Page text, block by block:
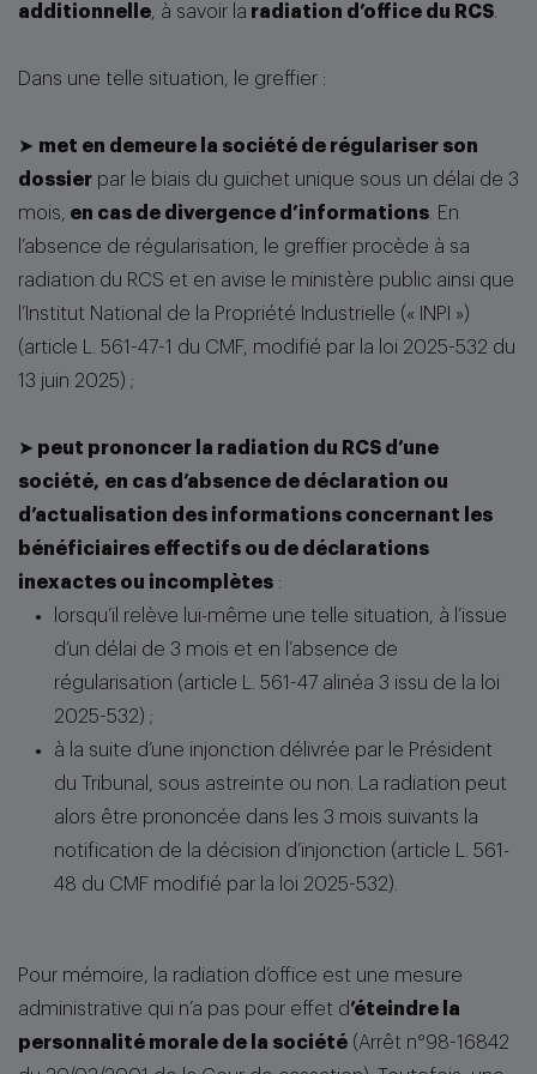
additionnelle , à savoir la radiation d’office du RCS
Dans une telle situation, le greffier :
➤ met en demeure la société de régulariser son
dossier par le biais du guichet unique sous un délai de 3
mois, en cas de divergence d’informations . En
l’absence de régularisation, le greffier procède à sa
radiation du RCS et en avise le ministère public ainsi que
l’Institut National de la Propriété Industrielle (« INPI »)
(article L. 561-47-1 du CMF, modifié par la loi 2025-532 du
13 juin 2025) ;
➤ peut prononcer la radiation du RCS d’une
société, en cas d’absence de déclaration ou
d’actualisation des informations concernant les
bénéficiaires effectifs ou de déclarations
inexactes ou incomplètes :
lorsqu’il relève lui-même une telle situation, à l’issue
d’un délai de 3 mois et en l’absence de
régularisation (article L. 561-47 alinéa 3 issu de la loi
2025-532) ;
à la suite d’une injonction délivrée par le Président
du Tribunal, sous astreinte ou non. La radiation peut
alors être prononcée dans les 3 mois suivants la
notification de la décision d’injonction (article L. 561-
48 du CMF modifié par la loi 2025-532).
Pour mémoire, la radiation d’office est une mesure
administrative qui n’a pas pour effet d’éteindre la
personnalité morale de la société (Arrêt n°98-16842